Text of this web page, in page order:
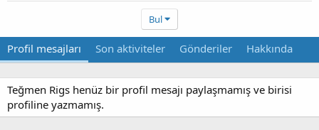
Bul
Profil mesajları Son aktiviteler Gönderiler Hakkında
Teğmen Rigs henüz bir profil mesajı paylaşmamış ve birisi
profiline yazmamış.